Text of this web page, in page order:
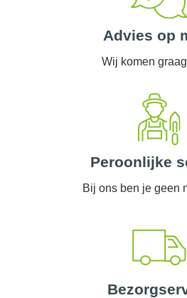
Advies op
Wij komen
Peroonlijke
Bij ons ben je geen